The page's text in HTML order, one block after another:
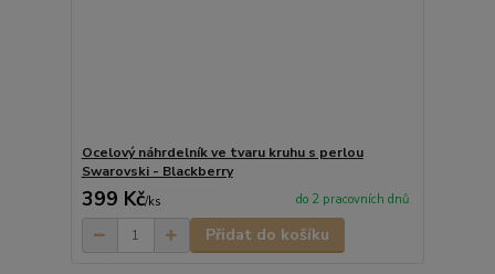
Ocelový náhrdelník ve tvaru kruhu s perlou
Swarovski - Blackberry
399 Kč/ks do 2 pracovních dnů
Přidat do košíku